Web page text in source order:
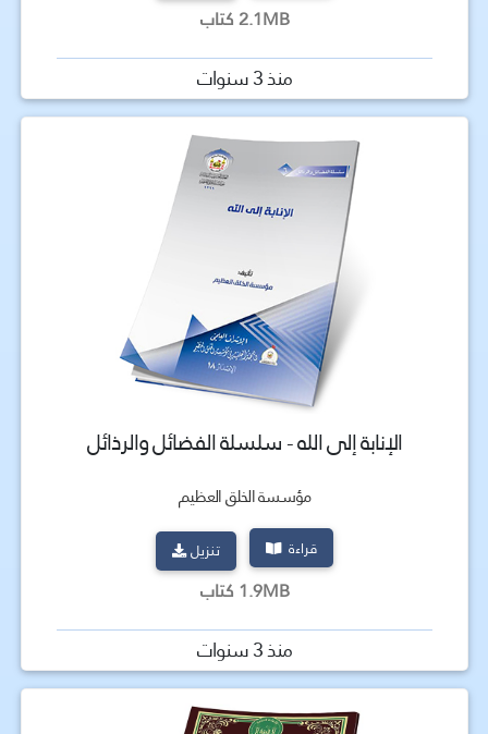
2.1MB كتاب
منذ 3 سنوات
الإنابة إلى الله - سلسلة الفضائل والرذائل
مؤسسة الخلق العظيم
قراءة تنزيل
1.9MB كتاب
منذ 3 سنوات